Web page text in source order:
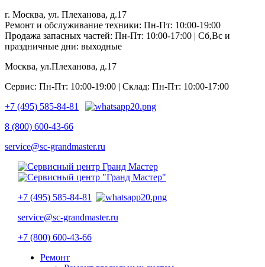
г. Москва, ул. Плеханова, д.17
Ремонт и обслуживание техники: Пн-Пт: 10:00-19:00
Продажа запасных частей: Пн-Пт: 10:00-17:00 | Сб,Вс и
праздничные дни: выходные
Москва, ул.Плеханова, д.17
Сервис: Пн-Пт: 10:00-19:00 | Склад: Пн-Пт: 10:00-17:00
+7 (495) 585-84-81
8 (800) 600-43-66
service@sc-grandmaster.ru
+7 (495) 585-84-81
service@sc-grandmaster.ru
+7 (800) 600-43-66
Ремонт